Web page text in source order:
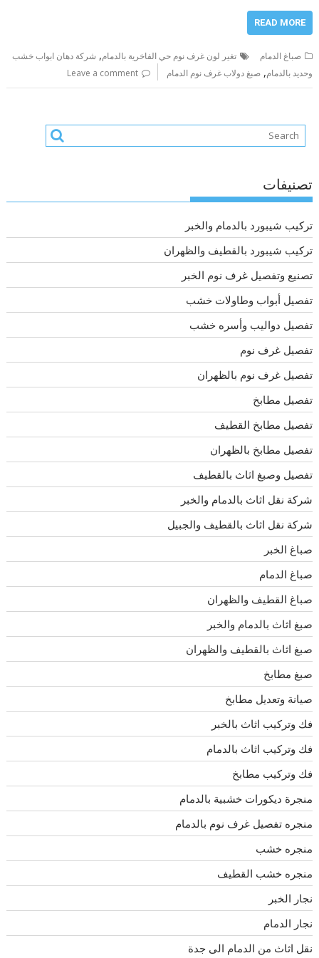
READ MORE
صباغ الدمام تغير لون غرف نوم حي الفاخرية بالدمام, شركة دهان ابواب خشب
وحديد بالدمام,صبغ دولاب غرف نوم الدمام Leave a comment
تصنيفات
تركيب شيبورد بالدمام والخبر
تركيب شيبورد بالقطيف والظهران
تصنيع وتفصيل غرف نوم الخبر
تفصيل أبواب وطاولات خشب
تفصيل دواليب وأسره خشب
تفصيل غرف نوم
تفصيل غرف نوم بالظهران
تفصيل مطابخ
تفصيل مطابخ القطيف
تفصيل مطابخ بالظهران
تفصيل وصبغ اثاث بالقطيف
شركة نقل اثاث بالدمام والخبر
شركة نقل اثاث بالقطيف والجبيل
صباغ الخبر
صباغ الدمام
صباغ القطيف والظهران
صبغ اثاث بالدمام والخبر
صبغ اثاث بالقطيف والظهران
صبغ مطابخ
صيانة وتعديل مطابخ
فك وتركيب اثاث بالخبر
فك وتركيب اثاث بالدمام
فك وتركيب مطابخ
منجرة ديكورات خشبية بالدمام
منجره تفصيل غرف نوم بالدمام
منجره خشب
منجره خشب القطيف
نجار الخبر
نجار الدمام
نقل اثاث من الدمام الى جدة